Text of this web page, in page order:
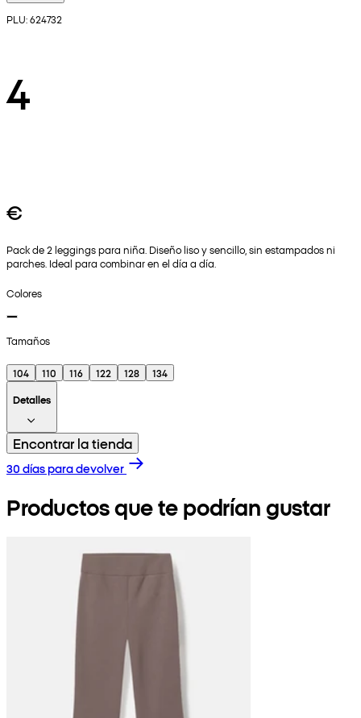
PLU: 624732
4
€
Pack de 2 leggings para niña. Diseño liso y sencillo, sin estampados ni
parches. Ideal para combinar en el día a día.
Colores
Tamaños
104 110 116 122 128
134
Detalles
Encontrar la tienda
30 días para devolver
Productos que te podrían gustar